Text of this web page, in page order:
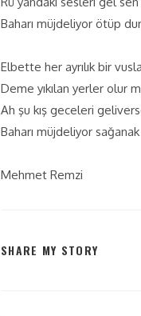
Baharı müjdeliyor ötüp
Elbette her ayrılık bir
Deme yıkılan yerler olur
Ah şu kış geceleri
Baharı müjdeliyor
Mehmet Remzi
SHARE MY STORY